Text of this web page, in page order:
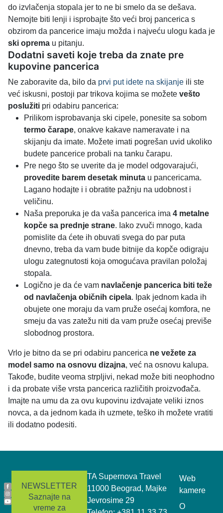
do izvlačenja stopala jer to ne bi smelo da se dešava.
Nemojte biti lenji i isprobajte što veći broj pancerica s
obzirom da pancerice imaju možda i najveću ulogu kada je
ski oprema u pitanju.
Dodatni saveti koje treba da znate pre
kupovine pancerica
Ne zaboravite da, bilo da prvi put idete na skijanje ili ste
već iskusni, postoji par trikova kojima se možete vešto
poslužiti pri odabiru pancerica:
Prilikom isprobavanja ski cipele, ponesite sa sobom
termo čarape, onakve kakave nameravate i na
skijanju da imate. Možete imati pogrešan uvid ukoliko
budete pancerice probali na tanku čarapu.
Pre nego što se uverite da je model odgovarajući,
provedite barem desetak minuta u pancericama.
Lagano hodajte i i obratite pažnju na udobnost i
veličinu.
Naša preporuka je da vaša pancerica ima 4 metalne
kopče sa prednje strane. Iako zvuči mnogo, kada
pomislite da ćete ih obuvati svega do par puta
dnevno, treba da vam bude bitnije da kopče odigraju
ulogu zategnutosti koja omogućava pravilan položaj
stopala.
Logično je da će vam navlačenje pancerica biti teže
od navlačenja običnih cipela. Ipak jednom kada ih
obujete one moraju da vam pruže osećaj komfora, ne
smeju da vas zatežu niti da vam pruže osećaj previše
slobodnog prostora.
Vrlo je bitno da se pri odabiru pancerica ne vežete za
model samo na osnovu dizajna, već na osnovu kalupa.
Takođe, budite veoma strpljivi, nekad može biti neophodno
i da probate više vrsta pancerica različitih proizvođača.
Imajte na umu da za ovu kupovinu izdvajate veliki iznos
novca, a da jednom kada ih uzmete, teško ih možete vratiti
ili dodatno podesiti.
NEWSLETTER
Saznajte na
vreme za
TA Supernova Travel
11000 Beograd, Majke
Jevrosime 29
Web
kamere
O